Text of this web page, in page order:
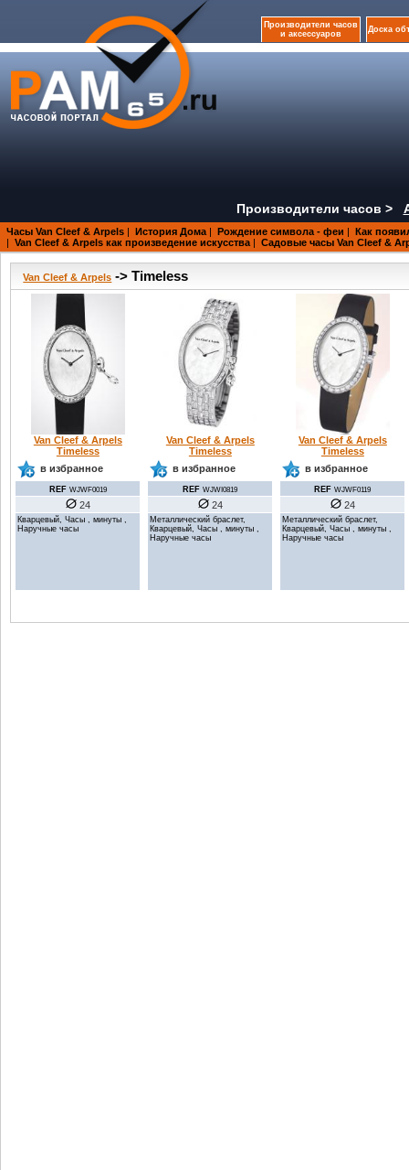
Производители часов
и аксессуаров
Доска
Производители часов >
Часы Van Cleef & Arpels | История Дома | Рождение символа - феи | Как
| Van Cleef & Arpels как произведение искусства | Садовые часы Van Cleef &
Van Cleef & Arpels -> Timeless
Van Cleef & Arpels
Timeless
в избранное
REF WJWF0019
24
Кварцевый, Часы , минуты ,
Наручные часы
Van Cleef & Arpels
Timeless
в избранное
REF WJWI0819
24
Металлический браслет,
Кварцевый, Часы , минуты ,
Наручные часы
Van Cleef & Arpels
Timeless
в избранное
REF WJWF0119
24
Металлический браслет,
Кварцевый, Часы , минуты ,
Наручные часы